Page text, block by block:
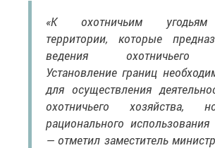
«К охотничьим угодьям
территории, которые
ведения охотничьего
Установление границ
для осуществления
охотничьего
рационального использования
— отметил заместитель